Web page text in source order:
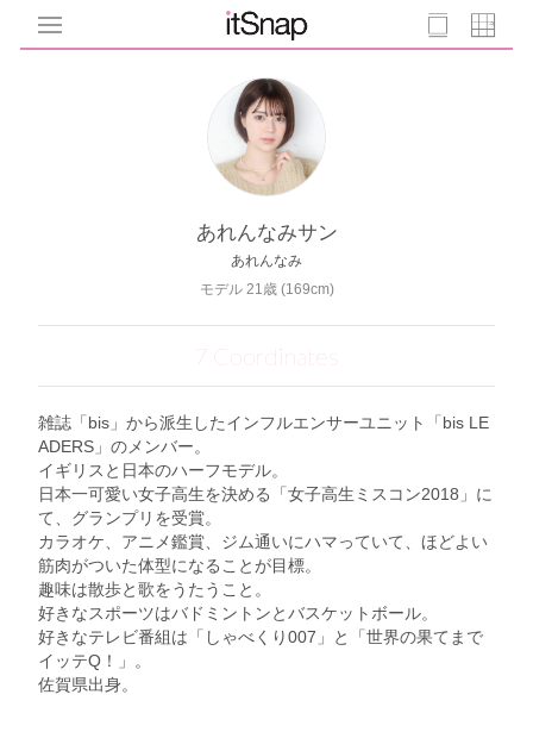
あれんなみサン
あれんなみ
モデル 21歳 (169cm)
7 Coordinates
雑誌「bis」から派生したインフルエンサーユニット「bis LE
ADERS」のメンバー。
イギリスと日本のハーフモデル。
日本一可愛い女子高生を決める「女子高生ミスコン2018」に
て、グランプリを受賞。
カラオケ、アニメ鑑賞、ジム通いにハマっていて、ほどよい
筋肉がついた体型になることが目標。
趣味は散歩と歌をうたうこと。
好きなスポーツはバドミントンとバスケットボール。
好きなテレビ番組は「しゃべくり007」と「世界の果てまで
イッテQ！」。
佐賀県出身。